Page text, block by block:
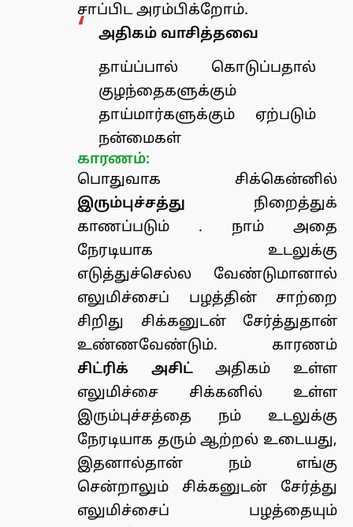
சாப்பிட அரம்பிக்றோம்.
அதிகம் வாசித்தவை
தாய்ப்பால் கொடுப்பதால்
குழந்தைகளுக்கும்
தாய்மார்களுக்கும் ஏற்படும்
நன்மைகள்
காரணம்:
பொதுவாக சிக்கென்னில்
இரும்புச்சத்து நிறைத்துக்
காணப்படும் . நாம் அதை
நேரடியாக உடலுக்கு
எடுத்துச்செல்ல வேண்டுமானால்
எலுமிச்சைப் பழத்தின் சாற்றை
சிறிது சிக்கனுடன் சேர்த்துதான்
உண்ணவேண்டும். காரணம்
சிட்ரிக் அசிட்அதிகம் உள்ள
எலுமிச்சை சிக்கனில் உள்ள
இரும்புச்சத்தை நம் உடலுக்கு
நேரடியாக தரும் ஆற்றல் உடையது,
இதனால்தான் நம் எங்கு
சென்றாலும் சிக்கனுடன் சேர்த்து
எலுமிச்சைப் பழத்தையும்